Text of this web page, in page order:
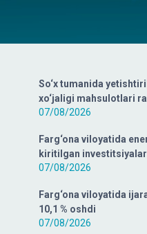
So‘x tumanida
xo‘jaligi mahsulotlari
07/08/2026
Farg‘ona viloyatida
kiritilgan investitsiyalar
07/08/2026
Farg‘ona viloyatida
10,1 % oshdi
07/08/2026